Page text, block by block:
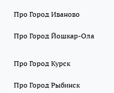
Про Город Иваново
Про Город Йошкар-Ола
Про Город Курск
Про Город Рыбинск